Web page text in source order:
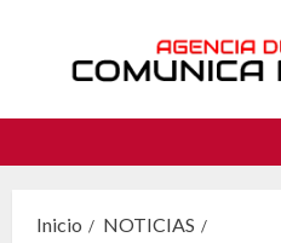
contenido
Inicio
NOTICIAS